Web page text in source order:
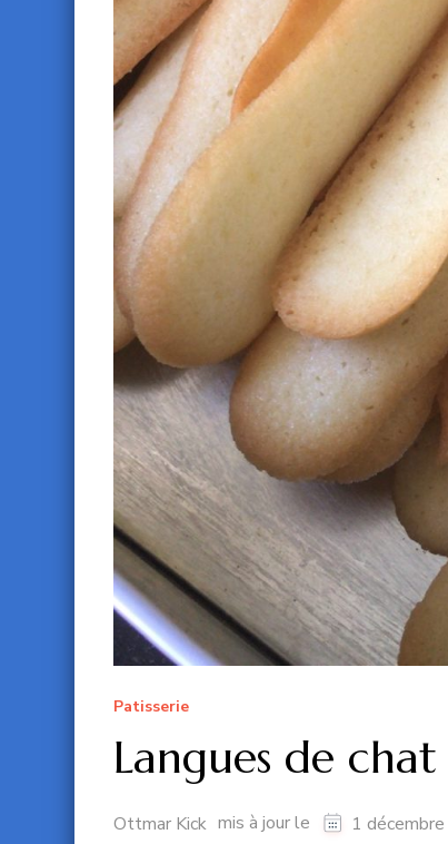
Patisserie
Langues de
Ottmar Kick mis à jour le 1